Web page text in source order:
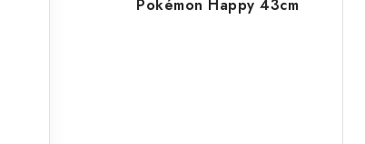
Pokémon Happy 43cm